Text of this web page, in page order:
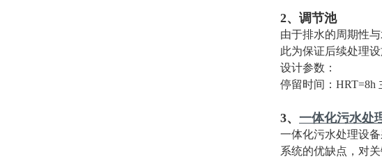
2、调节池
由于排水的周期性
此为保证后续处理
设计参数：
停留时间：HRT=8h
3、 一体化污水处
一体化污水处理设
系统的优缺点，对